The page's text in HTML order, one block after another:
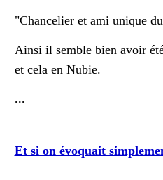
"Chancelier et ami unique
Ainsi il semble bien avoir
et cela en Nubie.
...
Et si on évoquait